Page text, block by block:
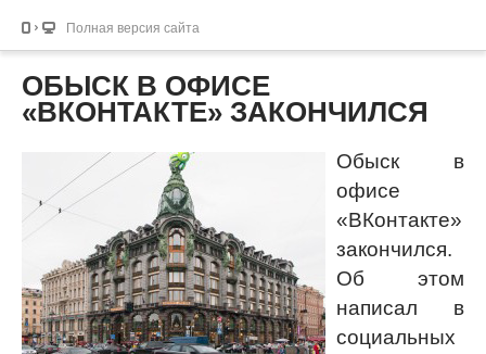
Полная версия сайта
ОБЫСК В ОФИСЕ
«ВКОНТАКТЕ» ЗАКОНЧИЛСЯ
Обыск в
офисе
«ВКонтакте»
закончился.
Об этом
написал в
социальных